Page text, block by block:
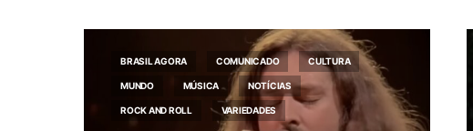
BRASIL AGORA COMUNICADO CULTURA
MUNDO MÚSICA NOTÍCIAS
ROCK AND ROLL VARIEDADES